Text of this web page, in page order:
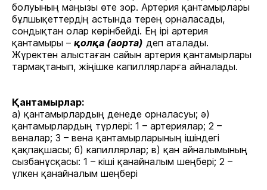
болуының маңызы өте зор. Артерия қантамырлары
бұлшықеттердің астында терең орналасады,
сондықтан олар көрінбейді. Ең ірі артерия
қантамыры – қолқа (аорта) деп аталады.
Жүректен алыстаған сайын артерия қантамырлары
тармақтанып, жіңішке капиллярларға айналады.
Қантамырлар:
а) қантамырлардың денеде орналасуы; ә)
қантамырлардың түрлері: 1 – артериялар; 2 –
веналар; 3 – вена қантамырларының ішіндегі
қақпақшасы; б) капиллярлар; в) қан айналымының
сызбанұсқасы: 1 – кіші қанайналым шеңбері; 2 –
үлкен қанайналым шеңбері